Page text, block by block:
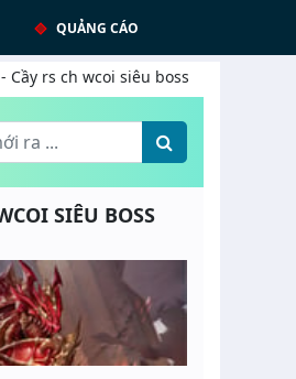
QUẢNG CÁO
Cầy rs ch wcoi siêu boss
SIÊU BOSS